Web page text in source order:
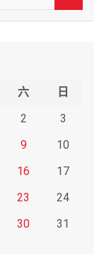
六
日
2
3
9
10
16
17
23
24
30
31